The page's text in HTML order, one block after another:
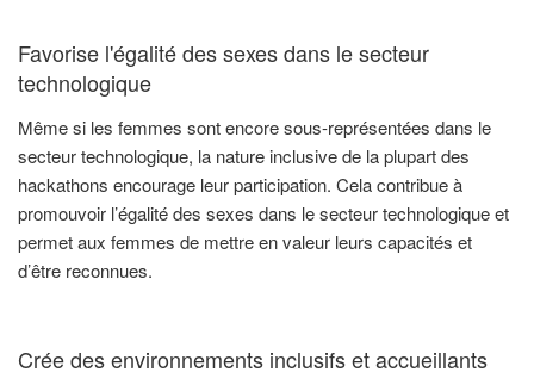
Favorise l'égalité des sexes dans le secteur
technologique
Même si les femmes sont encore sous-représentées dans le
secteur technologique, la nature inclusive de la plupart des
hackathons encourage leur participation. Cela contribue à
promouvoir l’égalité des sexes dans le secteur technologique et
permet aux femmes de mettre en valeur leurs capacités et
d’être reconnues.
Crée des environnements inclusifs et accueillants